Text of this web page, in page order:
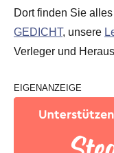
Dort finden Sie
GEDICHT, unsere
Verleger und
EIGENANZEIGE